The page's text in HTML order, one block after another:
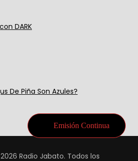
DARK
De Piña Son Azules?
Radio Jabato. Todos los
Emisión Continua